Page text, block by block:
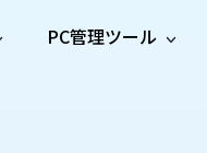
PC管理ツール